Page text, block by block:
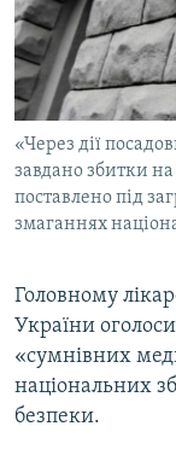
ПОДКАСТИ
КРИМ РЕАЛІЇ
РУС
УКР
КТАТ
«Через дії
завдано збитки
поставлено під
змаганнях
Головному
України
«сумнівних
національних
безпеки.